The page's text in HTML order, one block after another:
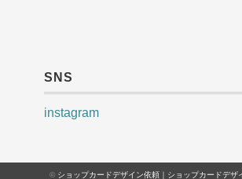
SNS
instagram
© ショップカードデザイン依頼｜ショップカードデザ